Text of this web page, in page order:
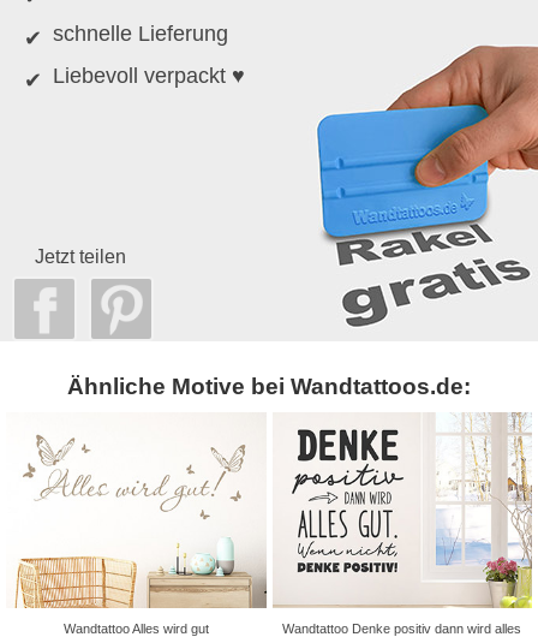
schnelle Lieferung
Liebevoll verpackt ♥
Jetzt teilen
Ähnliche Motive bei Wandtattoos.de:
Wandtattoo Alles wird gut
Wandtattoo Denke positiv dann wird alles